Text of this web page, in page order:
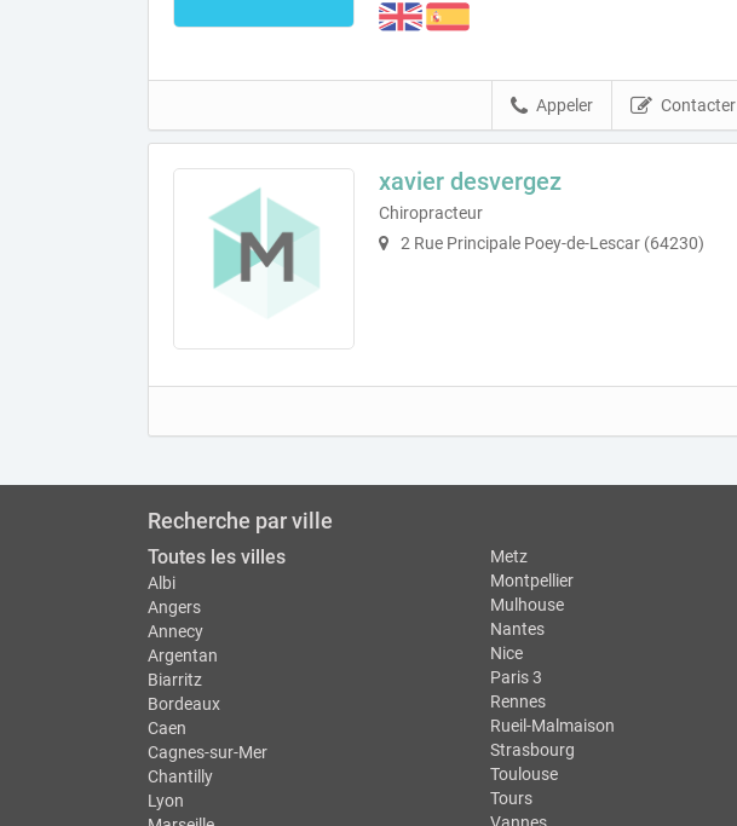
Contacter
Appeler
xavier desvergez
Chiropracteur
2 Rue Principale Poey-de-Lescar (64230)
Recherche par ville
Toutes les villes
Albi
Angers
Annecy
Argentan
Biarritz
Bordeaux
Caen
Cagnes-sur-Mer
Chantilly
Lyon
Metz
Montpellier
Mulhouse
Nantes
Nice
Paris 3
Rennes
Rueil-Malmaison
Strasbourg
Toulouse
Tours